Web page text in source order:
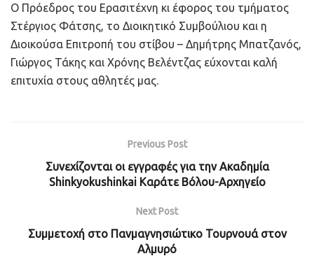
Ο Πρόεδρος του Ερασιτέχνη κι έφορος του τμήματος
Στέργιος Φάτσης, το Διοικητικό Συμβούλιου και η
Διοικούσα Επιτροπή του στίβου – Δημήτρης Μπατζανός,
Γιώργος Τάκης και Χρόνης Βελέντζας εύχονται καλή
επιτυχία στους αθλητές μας.
Previous Post
Συνεχίζονται οι εγγραφές για την Ακαδημία
Shinkyokushinkai Kαράτε Βόλου-Αρχηγείο
Next Post
Συμμετοχή στο Πανμαγνησιώτικο Τουρνουά στον
Αλμυρό